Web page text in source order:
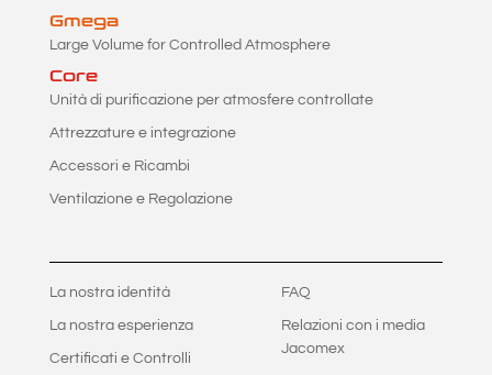
Gmega
Large Volume for Controlled Atmosphere
Core
Unità di purificazione per atmosfere controllate
Attrezzature e integrazione
Accessori e Ricambi
Ventilazione e Regolazione
La nostra identità
La nostra esperienza
Certificati e Controlli
FAQ
Relazioni con i media
Jacomex